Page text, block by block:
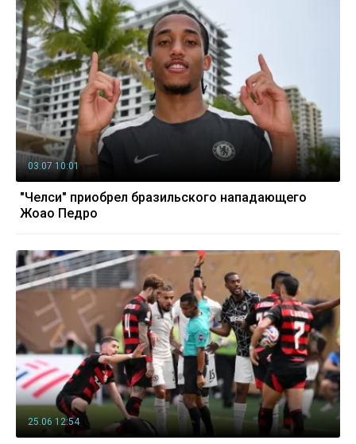
03.07 10:01
"Челси" приобрел бразильского нападающего
Жоао Педро
25.06 12:54